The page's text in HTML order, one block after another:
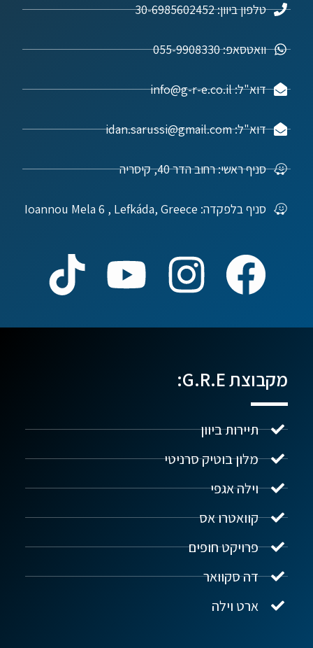
טלפון ביוון: 30-6985602452
וואטסאפ: 055-9908330
דוא"ל: info@g-r-e.co.il
דוא"ל: idan.sarussi@gmail.com
סניף ראשי: רחוב הדר 40, קיסריה
סניף בלפקדה: Ioannou Mela 6 , Lefkáda, Greece
מקבוצת G.R.E:
תיירות ביוון
מלון בוטיק סרניטי
וילה אגפי
קוואטרו אס
פרויקט חופים
דה סקוואר
ארט וילה
נדל"ן ביוון G.R.E
שלום! איך אפשר לעזור?